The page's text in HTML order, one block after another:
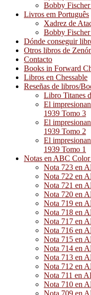
Bobby
Livros em Português
Xadrez de
Bobby Fischer
Dónde conseguir
Otros libros de
Contacto
Books in Forward
Libros en Chessable
Reseñas de libros/
Libro Titanes
El
1939 Tomo 3
El
1939 Tomo 2
El
1939 Tomo 1
Notas en ABC Color
Nota 723 en
Nota 722 en
Nota 721 en
Nota 720 en
Nota 719 en
Nota 718 en
Nota 717 en
Nota 716 en
Nota 715 en
Nota 714 en
Nota 713 en
Nota 712 en
Nota 711 en
Nota 710 en
Nota 709 en